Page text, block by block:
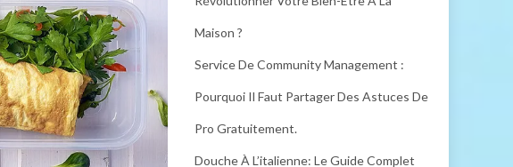
Maison ?
Service De Community Management :
Pourquoi Il Faut Partager Des Astuces De
Pro Gratuitement.
Douche À L’italienne: Le Guide Complet